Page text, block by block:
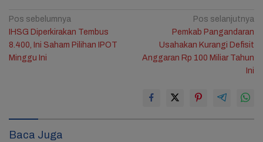
Navigasi
pos
Pos sebelumnya
IHSG Diperkirakan Tembus
8.400, Ini Saham Pilihan IPOT
Minggu Ini
Pos selanjutnya
Pemkab Pangandaran
Usahakan Kurangi Defisit
Anggaran Rp 100 Miliar Tahun
Ini
Baca Juga